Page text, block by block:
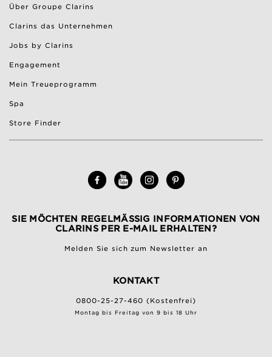
Über Groupe Clarins
Clarins das Unternehmen
Jobs by Clarins
Engagement
Mein Treueprogramm
Spa
Store Finder
SIE MÖCHTEN REGELMÄSSIG INFORMATIONEN VON C
LARINS PER E-MAIL ERHALTEN?
Melden Sie sich zum Newsletter an
KONTAKT
0800-25-27-460 (Kostenfrei)
Montag bis Freitag von 9 bis 18 Uhr